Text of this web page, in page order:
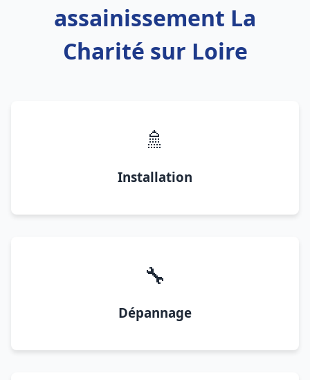
assainissement La
Charité sur Loire
🚿
Installation
🔧
Dépannage